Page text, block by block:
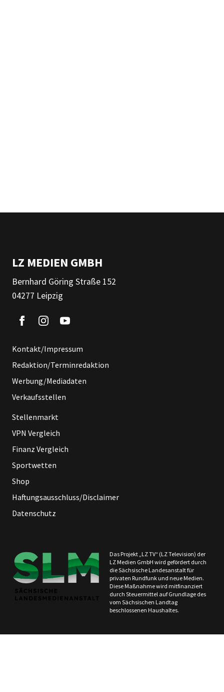
LZ MEDIEN GMBH
Bernhard Göring Straße 152
04277 Leipzig
Kontakt/Impressum
Redaktion/Terminredaktion
Werbung/Mediadaten
Verkaufsstellen
Stellenmarkt
VPN Vergleich
Finanz Vergleich
Sportwetten
Shop
Haftungsausschluss/Disclaimer
Datenschutz
Das Projekt „LZ TV“ (LZ Television) der
LZ Medien GmbH wird gefördert durch
die Sächsische Landesanstalt für
privaten Rundfunk und neue Medien.
Diese Maßnahme wird mitfinanziert
durch Steuermittel auf Grundlage des
vom Sächsischen Landtag
beschlossenen Haushaltes.